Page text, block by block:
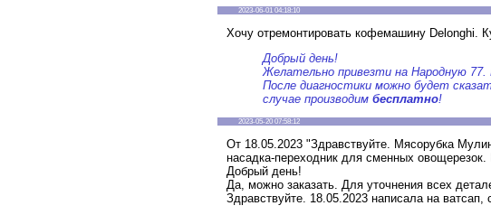
2023-06-01 04:18:10
Хочу отремонтировать кофемашину Delonghi.
Добрый день!
Желательно привезти на Народную 77.
После диагностики можно будет
случае производим бесплатно!
2023-05-20 07:58:12
От 18.05.2023 "Здравствуйте. Мясорубка
насадка-переходник для сменных
Добрый день!
Да, можно заказать. Для уточнения всех
Здравствуйте. 18.05.2023 написала на